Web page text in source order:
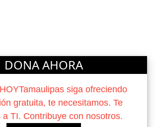
DONA AHORA
siga ofreciendo
gratuita, te necesitamos. Te
a TI. Contribuye con nosotros.